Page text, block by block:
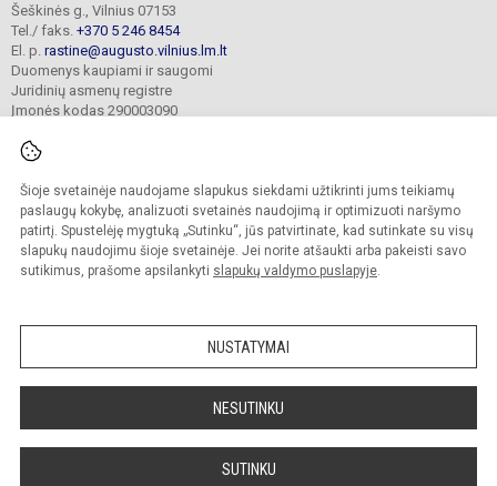
Šioje svetainėje naudojame slapukus siekdami užtikrinti jums teikiamų
paslaugų kokybę, analizuoti svetainės naudojimą ir optimizuoti naršymo
patirtį. Spustelėję mygtuką „Sutinku“, jūs patvirtinate, kad sutinkate su visų
slapukų naudojimu šioje svetainėje. Jei norite atšaukti arba pakeisti savo
sutikimus, prašome apsilankyti slapukų valdymo puslapyje.
NUSTATYMAI
NESUTINKU
SUTINKU
Šeškinės g., Vilnius 07153
Tel./ faks. +370 5 246 8454
El. p. rastine@augusto.vilnius.lm.lt
Duomenys kaupiami ir saugomi
Juridinių asmenų registre
Įmonės kodas 290003090
© 2021. Vilniaus Žygimanto Augusto progimnazija. Visos teisės saugomos.
Kopijuoti turinį be raštiško mokyklos sutikimo griežtai draudžiama.
Versija neįgaliesiems Slapukų valdymas